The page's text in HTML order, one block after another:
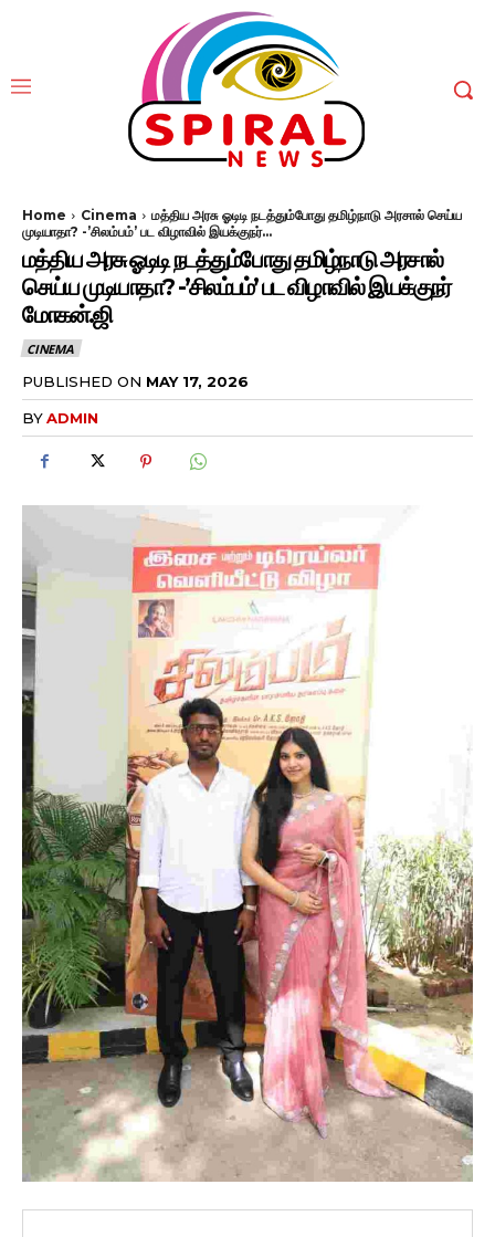
Home Cinema
மத்திய அரசு ஓடிடி நடத்தும்போது தமிழ்நாடு அரசால் செய்ய
முடியாதா? -’சிலம்பம்’ பட விழாவில் இயக்குநர்...
மத்திய அரசு ஓடிடி நடத்தும்போது தமிழ்நாடு அரசால்
செய்ய முடியாதா? -’சிலம்பம்’ பட விழாவில் இயக்குநர்
மோகன்.ஜி
CINEMA
PUBLISHED ON MAY 17, 2026
BYADMIN